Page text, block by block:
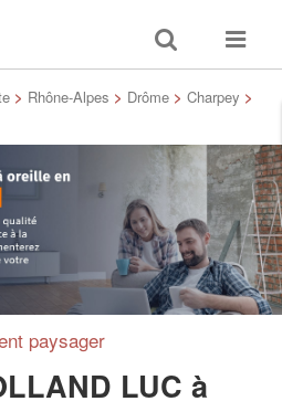
Toggle
search
Toggle
> Rhône-Alpes > Drôme > Charpey >
paysager
LUC à